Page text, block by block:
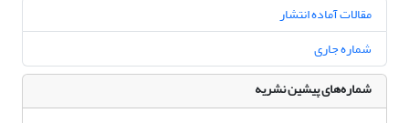
مقالات آماده انتشار
شماره جاری
شماره‌های پیشین نشریه